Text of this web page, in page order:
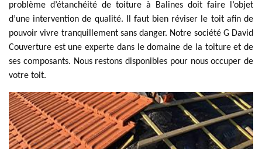
problème d’étanchéité de toiture à Balines doit faire l’objet
d’une intervention de qualité. Il faut bien réviser le toit afin de
pouvoir vivre tranquillement sans danger. Notre société G David
Couverture est une experte dans le domaine de la toiture et de
ses composants. Nous restons disponibles pour nous occuper de
votre toit.